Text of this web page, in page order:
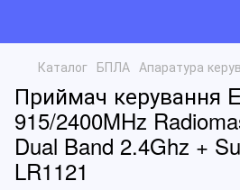
Каталог БПЛА Апаратура
Приймач керування
915/2400MHz
Dual Band 2.4Ghz +
LR1121